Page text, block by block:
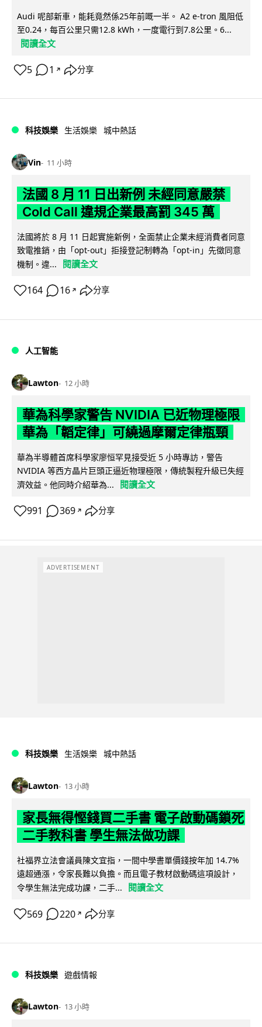
Audi 呢部新車，能耗竟然係25年前嘅一半。 A2 e-tron 風阻低
至0.24，每百公里只需12.8 kWh，一度電行到7.8公里。6...
閱讀全文
5 1 ↗ 分享
科技娛樂 生活娛樂 城中熱話
Vin 11 小時
法國 8 月 11 日出新例 未經同意嚴禁
Cold Call 違規企業最高罰 345 萬
法國將於 8 月 11 日起實施新例，全面禁止企業未經消費者同意
致電推銷，由「opt-out」拒接登記制轉為「opt-in」先徵同意
機制。違...
閱讀全文
164 16 ↗ 分享
人工智能
Lawton 12 小時
華為科學家警告 NVIDIA 已近物理極限
華為「韜定律」可繞過摩爾定律瓶頸
華為半導體首席科學家廖恒罕見接受近 5 小時專訪，警告
NVIDIA 等西方晶片巨頭正逼近物理極限，傳統製程升級已失經
濟效益。他同時介紹華為...
閱讀全文
991 369 ↗ 分享
ADVERTISEMENT
科技娛樂 生活娛樂 城中熱話
Lawton 13 小時
家長無得慳錢買二手書 電子啟動碼鎖死
二手教科書 學生無法做功課
社福界立法會議員陳文宜指，一間中學書單價錢按年加 14.7%
遠超通漲，令家長難以負擔。而且電子教材啟動碼這項設計，
令學生無法完成功課，二手...
閱讀全文
569 220 ↗ 分享
科技娛樂 遊戲情報
Lawton 13 小時